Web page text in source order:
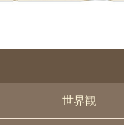
世界観